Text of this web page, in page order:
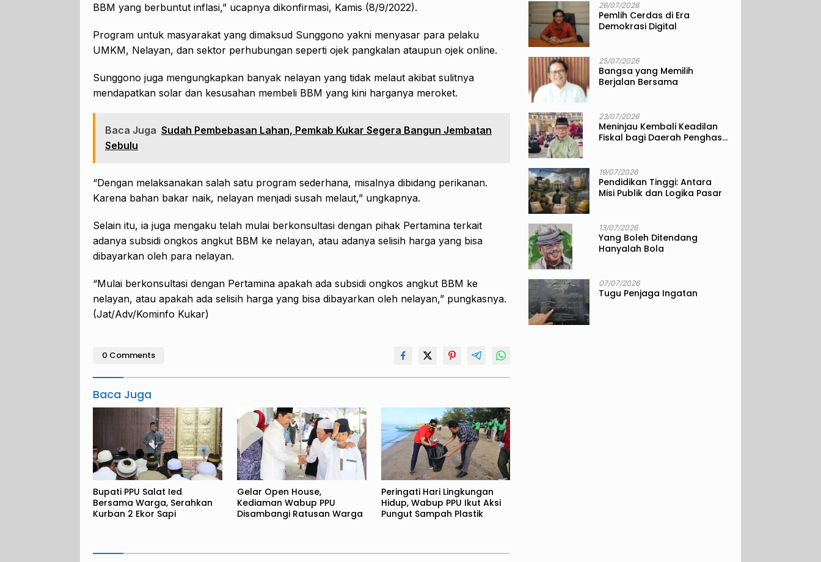
BBM yang berbuntut inflasi,” ucapnya dikonfirmasi, Kamis (8/9/2022).
Program untuk masyarakat yang dimaksud Sunggono yakni menyasar para pelaku
UMKM, Nelayan, dan sektor perhubungan seperti ojek pangkalan ataupun ojek online.
Sunggono juga mengungkapkan banyak nelayan yang tidak melaut akibat sulitnya
mendapatkan solar dan kesusahan membeli BBM yang kini harganya meroket.
Baca Juga Sudah Pembebasan Lahan, Pemkab Kukar Segera Bangun Jembatan
Sebulu
“Dengan melaksanakan salah satu program sederhana, misalnya dibidang perikanan.
Karena bahan bakar naik, nelayan menjadi susah melaut,” ungkapnya.
Selain itu, ia juga mengaku telah mulai berkonsultasi dengan pihak Pertamina terkait
adanya subsidi ongkos angkut BBM ke nelayan, atau adanya selisih harga yang bisa
dibayarkan oleh para nelayan.
“Mulai berkonsultasi dengan Pertamina apakah ada subsidi ongkos angkut BBM ke
nelayan, atau apakah ada selisih harga yang bisa dibayarkan oleh nelayan,” pungkasnya.
(Jat/Adv/Kominfo Kukar)
0 Comments
Baca Juga
Bupati PPU Salat Ied
Bersama Warga, Serahkan
Kurban 2 Ekor Sapi
Gelar Open House,
Kediaman Wabup PPU
Disambangi Ratusan Warga
Peringati Hari Lingkungan
Hidup, Wabup PPU Ikut Aksi
Pungut Sampah Plastik
26/07/2026
Pemlih Cerdas di Era
Demokrasi Digital
25/07/2026
Bangsa yang Memilih
Berjalan Bersama
23/07/2026
Meninjau Kembali Keadilan
Fiskal bagi Daerah Penghasil
19/07/2026
Pendidikan Tinggi: Antara
Misi Publik dan Logika Pasar
13/07/2026
Yang Boleh Ditendang
Hanyalah Bola
07/07/2026
Tugu Penjaga Ingatan